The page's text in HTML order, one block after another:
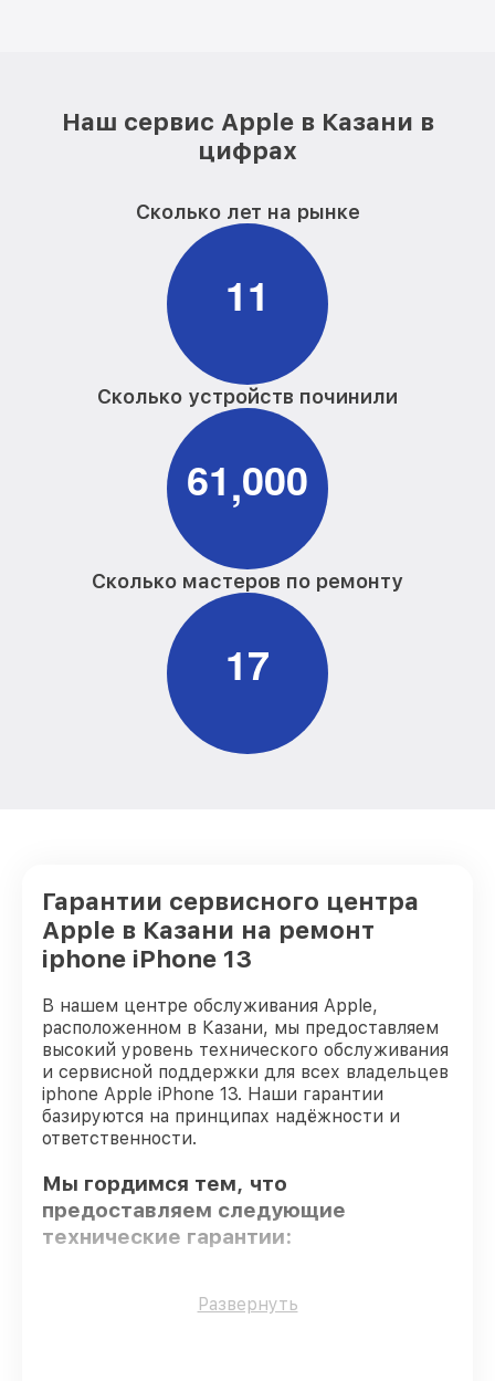
Наш сервис Apple в Казани в
цифрах
Сколько лет на рынке
11
Сколько устройств починили
61,000
Сколько мастеров по ремонту
17
Гарантии сервисного центра
Apple в Казани на ремонт
iphone iPhone 13
В нашем центре обслуживания Apple,
расположенном в Казани, мы предоставляем
высокий уровень технического обслуживания
и сервисной поддержки для всех владельцев
iphone Apple iPhone 13. Наши гарантии
базируются на принципах надёжности и
ответственности.
Мы гордимся тем, что
предоставляем следующие
технические гарантии:
Только фирменные комплектующие
Развернуть